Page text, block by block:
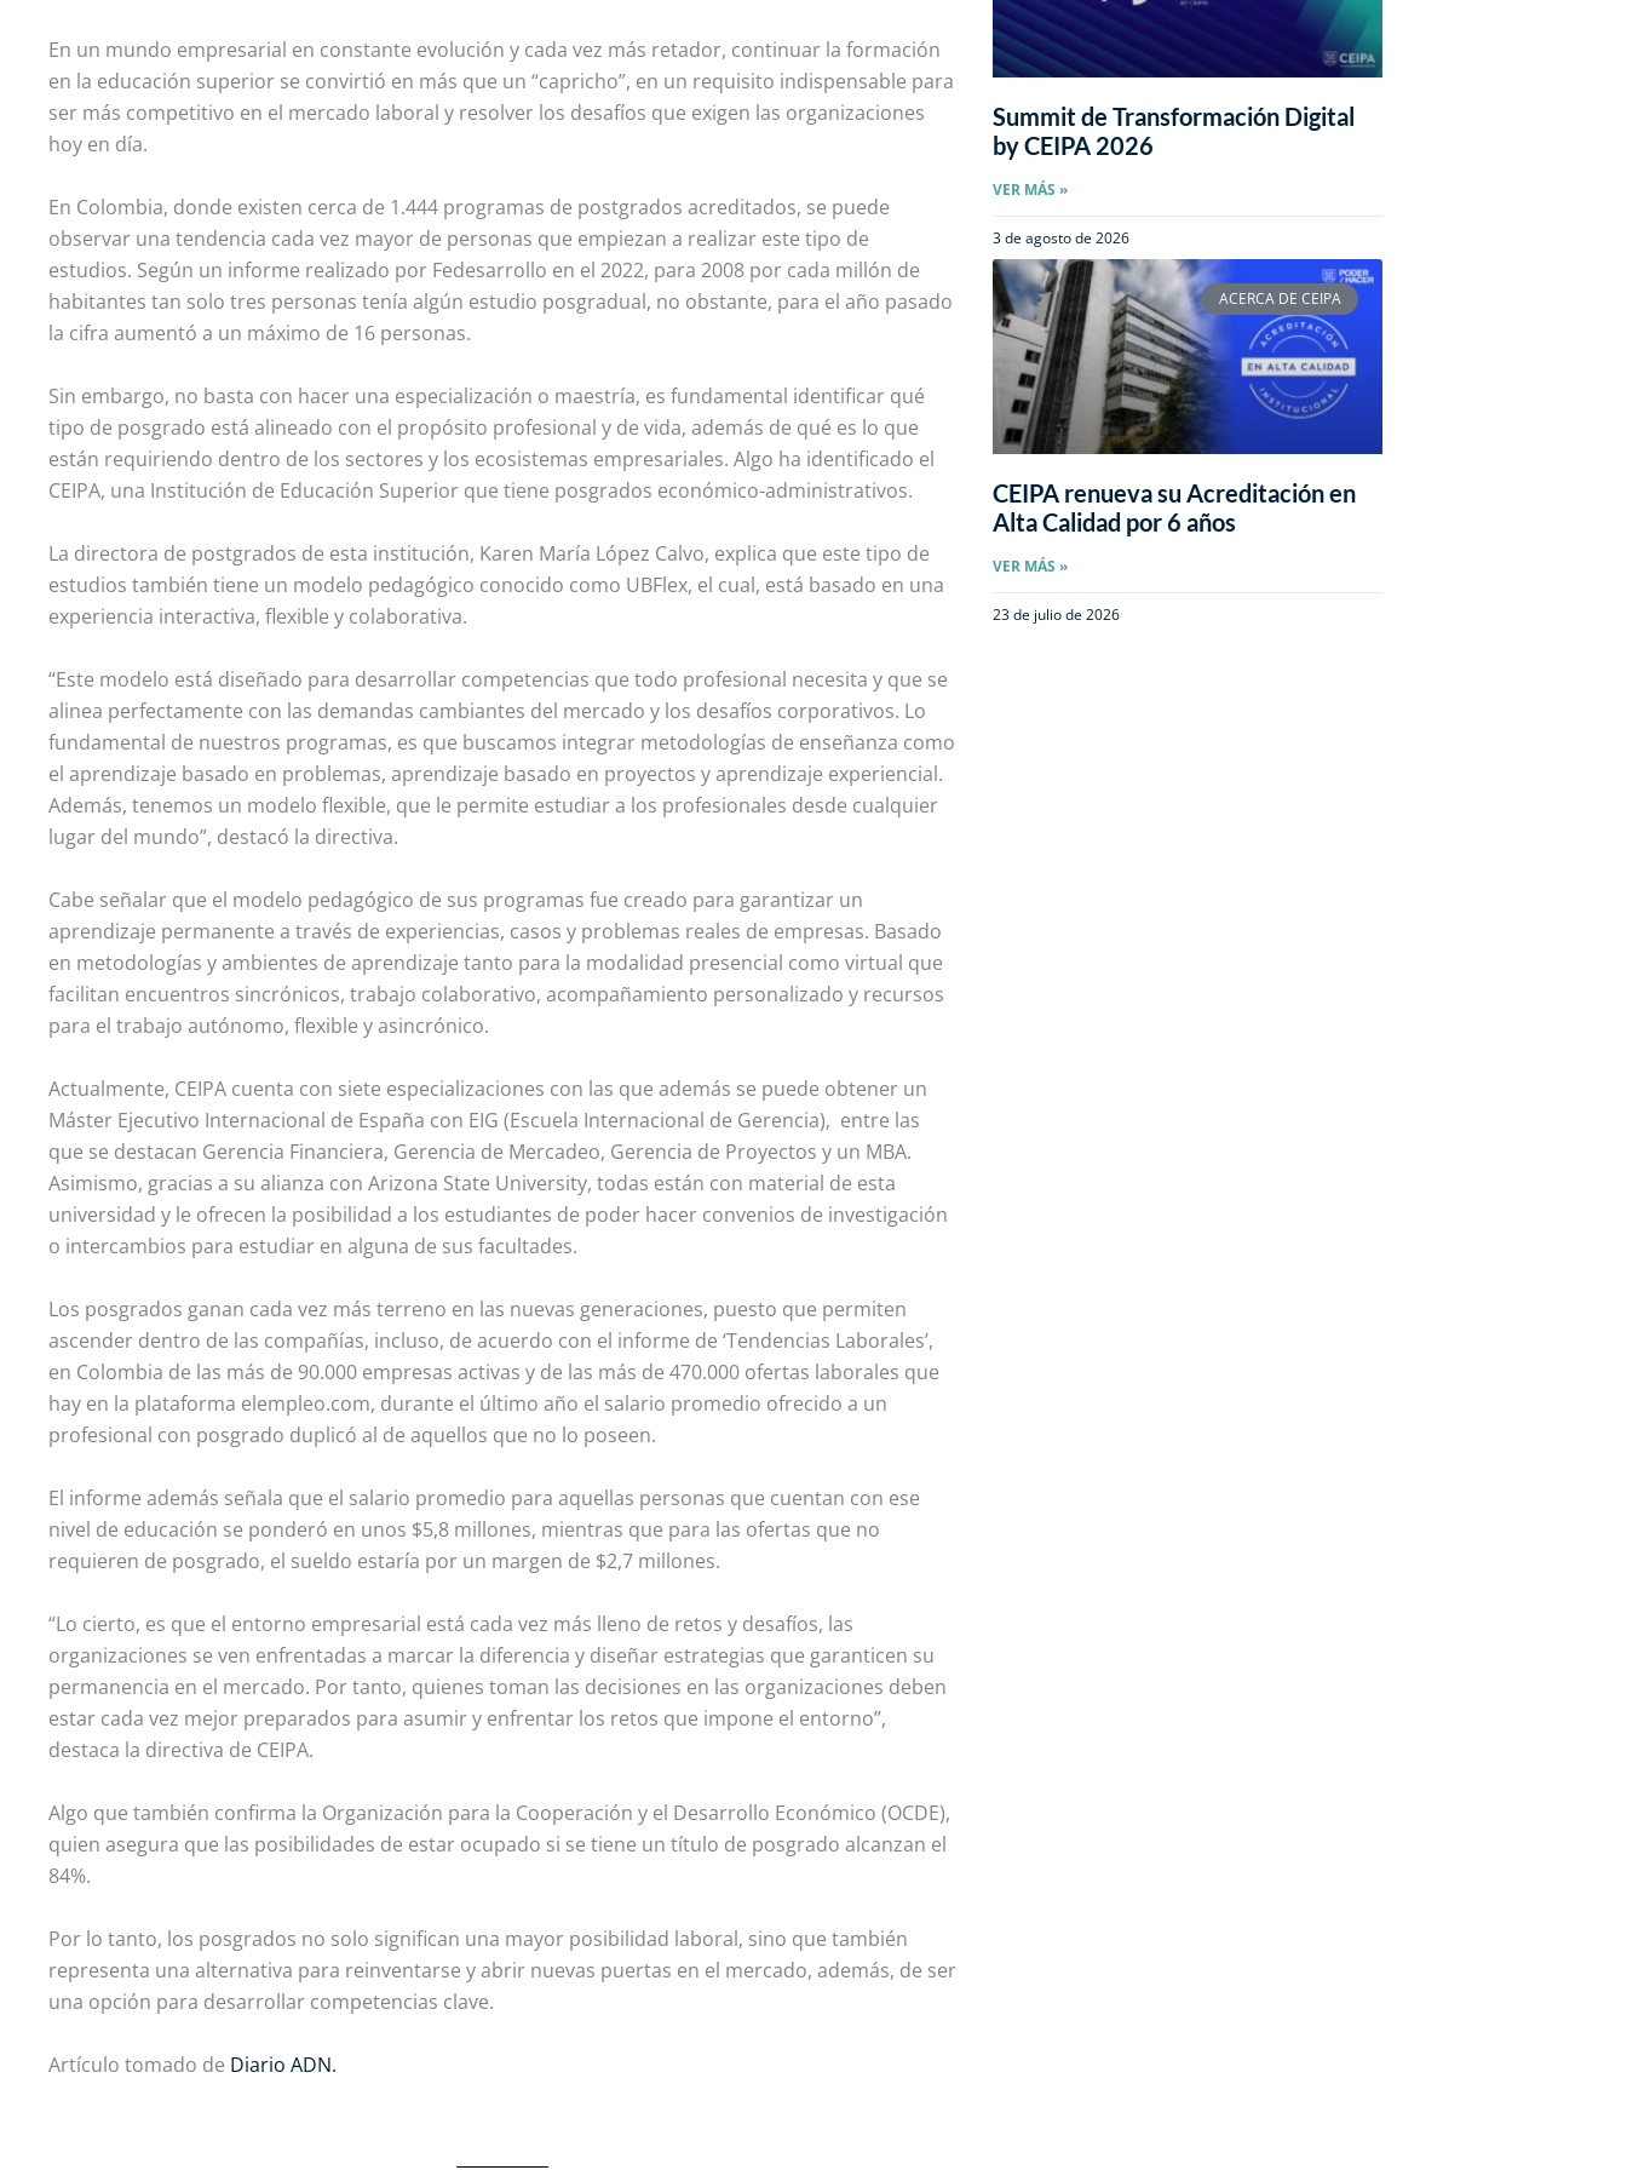
En un mundo empresarial en constante evolución y cada vez más retador, continuar la formación
en la educación superior se convirtió en más que un “capricho”, en un requisito indispensable para
ser más competitivo en el mercado laboral y resolver los desafíos que exigen las organizaciones
hoy en día.
En Colombia, donde existen cerca de 1.444 programas de postgrados acreditados, se puede
observar una tendencia cada vez mayor de personas que empiezan a realizar este tipo de
estudios. Según un informe realizado por Fedesarrollo en el 2022, para 2008 por cada millón de
habitantes tan solo tres personas tenía algún estudio posgradual, no obstante, para el año pasado
la cifra aumentó a un máximo de 16 personas.
Sin embargo, no basta con hacer una especialización o maestría, es fundamental identificar qué
tipo de posgrado está alineado con el propósito profesional y de vida, además de qué es lo que
están requiriendo dentro de los sectores y los ecosistemas empresariales. Algo ha identificado el
CEIPA, una Institución de Educación Superior que tiene posgrados económico-administrativos.
La directora de postgrados de esta institución, Karen María López Calvo, explica que este tipo de
estudios también tiene un modelo pedagógico conocido como UBFlex, el cual, está basado en una
experiencia interactiva, flexible y colaborativa.
“Este modelo está diseñado para desarrollar competencias que todo profesional necesita y que se
alinea perfectamente con las demandas cambiantes del mercado y los desafíos corporativos. Lo
fundamental de nuestros programas, es que buscamos integrar metodologías de enseñanza como
el aprendizaje basado en problemas, aprendizaje basado en proyectos y aprendizaje experiencial.
Además, tenemos un modelo flexible, que le permite estudiar a los profesionales desde cualquier
lugar del mundo”, destacó la directiva.
Cabe señalar que el modelo pedagógico de sus programas fue creado para garantizar un
aprendizaje permanente a través de experiencias, casos y problemas reales de empresas. Basado
en metodologías y ambientes de aprendizaje tanto para la modalidad presencial como virtual que
facilitan encuentros sincrónicos, trabajo colaborativo, acompañamiento personalizado y recursos
para el trabajo autónomo, flexible y asincrónico.
Actualmente, CEIPA cuenta con siete especializaciones con las que además se puede obtener un
Máster Ejecutivo Internacional de España con EIG (Escuela Internacional de Gerencia), entre las
que se destacan Gerencia Financiera, Gerencia de Mercadeo, Gerencia de Proyectos y un MBA.
Asimismo, gracias a su alianza con Arizona State University, todas están con material de esta
universidad y le ofrecen la posibilidad a los estudiantes de poder hacer convenios de investigación
o intercambios para estudiar en alguna de sus facultades.
Los posgrados ganan cada vez más terreno en las nuevas generaciones, puesto que permiten
ascender dentro de las compañías, incluso, de acuerdo con el informe de ‘Tendencias Laborales’,
en Colombia de las más de 90.000 empresas activas y de las más de 470.000 ofertas laborales que
hay en la plataforma elempleo.com, durante el último año el salario promedio ofrecido a un
profesional con posgrado duplicó al de aquellos que no lo poseen.
El informe además señala que el salario promedio para aquellas personas que cuentan con ese
nivel de educación se ponderó en unos $5,8 millones, mientras que para las ofertas que no
requieren de posgrado, el sueldo estaría por un margen de $2,7 millones.
“Lo cierto, es que el entorno empresarial está cada vez más lleno de retos y desafíos, las
organizaciones se ven enfrentadas a marcar la diferencia y diseñar estrategias que garanticen su
permanencia en el mercado. Por tanto, quienes toman las decisiones en las organizaciones deben
estar cada vez mejor preparados para asumir y enfrentar los retos que impone el entorno”,
destaca la directiva de CEIPA.
Algo que también confirma la Organización para la Cooperación y el Desarrollo Económico (OCDE),
quien asegura que las posibilidades de estar ocupado si se tiene un título de posgrado alcanzan el
84%.
Por lo tanto, los posgrados no solo significan una mayor posibilidad laboral, sino que también
representa una alternativa para reinventarse y abrir nuevas puertas en el mercado, además, de ser
una opción para desarrollar competencias clave.
Artículo tomado de Diario ADN.
Summit de Transformación Digital
by CEIPA 2026
VER MÁS »
3 de agosto de 2026
ACERCA DE CEIPA
CEIPA renueva su Acreditación en
Alta Calidad por 6 años
VER MÁS »
23 de julio de 2026